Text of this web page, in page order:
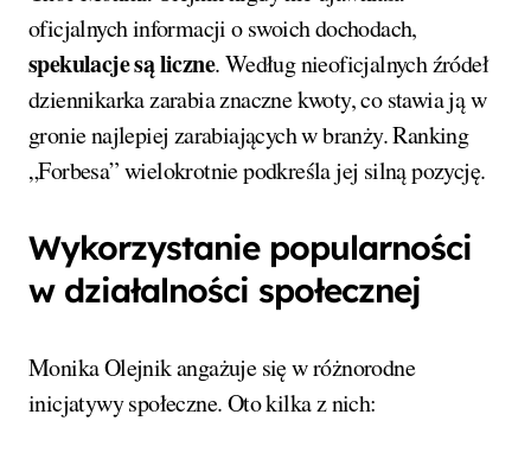
oficjalnych informacji o swoich dochodach,
spekulacje są liczne. Według nieoficjalnych źródeł
dziennikarka zarabia znaczne kwoty, co stawia ją w
gronie najlepiej zarabiających w branży. Ranking
„Forbesa” wielokrotnie podkreśla jej silną pozycję.
Wykorzystanie popularności
w działalności społecznej
Monika Olejnik angażuje się w różnorodne
inicjatywy społeczne. Oto kilka z nich: